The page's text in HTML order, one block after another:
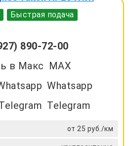
Быстрая подача
890-72-00
MAX
Whatsapp
Telegram
от 25 руб./км